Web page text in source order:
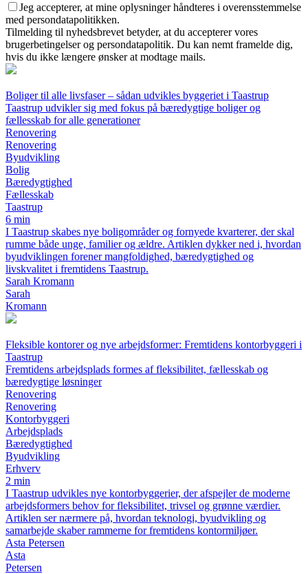
Jeg accepterer, at mine oplysninger håndteres i overensstemmelse
med persondatapolitikken.
Tilmelding til nyhedsbrevet betyder, at du accepterer vores
brugerbetingelser og persondatapolitik. Du kan nemt framelde dig,
hvis du ikke længere ønsker at modtage mails.
Boliger til alle livsfaser – sådan udvikles byggeriet i Taastrup
Taastrup udvikler sig med fokus på bæredygtige boliger og
fællesskab for alle generationer
Renovering
Renovering
Byudvikling
Bolig
Bæredygtighed
Fællesskab
Taastrup
6 min
I Taastrup skabes nye boligområder og fornyede kvarterer, der skal
rumme både unge, familier og ældre. Artiklen dykker ned i, hvordan
byudviklingen forener mangfoldighed, bæredygtighed og
livskvalitet i fremtidens Taastrup.
Sarah Kromann
Sarah
Kromann
Fleksible kontorer og nye arbejdsformer: Fremtidens kontorbyggeri i
Taastrup
Fremtidens arbejdsplads formes af fleksibilitet, fællesskab og
bæredygtige løsninger
Renovering
Renovering
Kontorbyggeri
Arbejdsplads
Bæredygtighed
Byudvikling
Erhverv
2 min
I Taastrup udvikles nye kontorbyggerier, der afspejler de moderne
arbejdsformers behov for fleksibilitet, trivsel og grønne værdier.
Artiklen ser nærmere på, hvordan teknologi, byudvikling og
samarbejde skaber rammerne for fremtidens kontormiljøer.
Asta Petersen
Asta
Petersen